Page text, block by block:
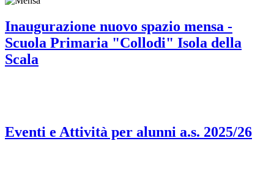
Inaugurazione nuovo spazio mensa -
Scuola Primaria "Collodi" Isola della
Scala
Eventi e Attività per alunni a.s. 2025/26